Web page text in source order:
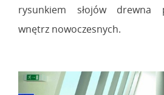
rysunkiem słojów drewna
wnętrz nowoczesnych.